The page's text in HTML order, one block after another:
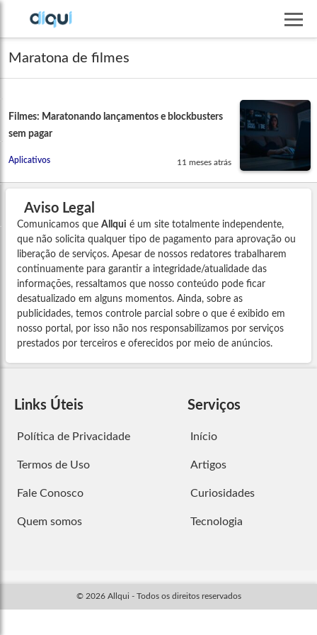
Maratona de filmes
Filmes: Maratonando lançamentos e blockbusters
sem pagar
Aplicativos 11 meses atrás
Aviso Legal
Comunicamos que Allqui é um site totalmente independente,
que não solicita qualquer tipo de pagamento para aprovação ou
liberação de serviços. Apesar de nossos redatores trabalharem
continuamente para garantir a integridade/atualidade das
informações, ressaltamos que nosso conteúdo pode ficar
desatualizado em alguns momentos. Ainda, sobre as
publicidades, temos controle parcial sobre o que é exibido em
nosso portal, por isso não nos responsabilizamos por serviços
prestados por terceiros e oferecidos por meio de anúncios.
Links Úteis
Política de Privacidade
Termos de Uso
Fale Conosco
Quem somos
Serviços
Início
Artigos
Curiosidades
Tecnologia
© 2026 Allqui - Todos os direitos reservados